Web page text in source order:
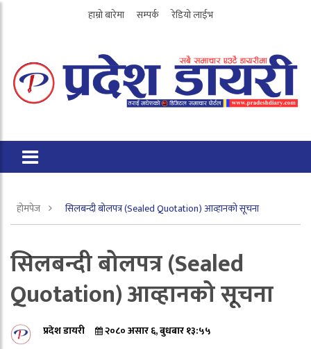
हाम्रो बारेमा सम्पर्क रेडियो लाईभ
होमपेज सिलबन्दी बोलपत्र (Sealed Quotation) आव्हानको सूचना
सिलबन्दी बोलपत्र (Sealed
Quotation) आव्हानको सूचना
प्रदेश डायरी २०८० असार ६, बुधबार १३:५५